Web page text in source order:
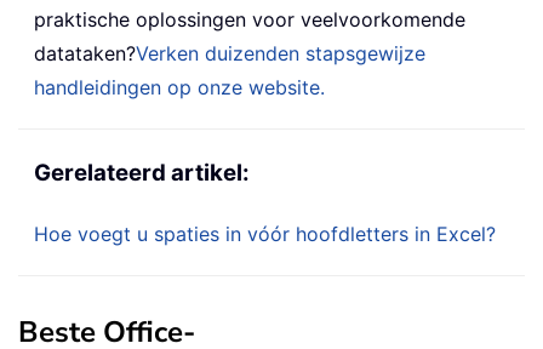
praktische oplossingen voor veelvoorkomende
datataken?Verken duizenden stapsgewijze
handleidingen op onze website.
Gerelateerd artikel:
Hoe voegt u spaties in vóór hoofdletters in Excel?
Beste Office-